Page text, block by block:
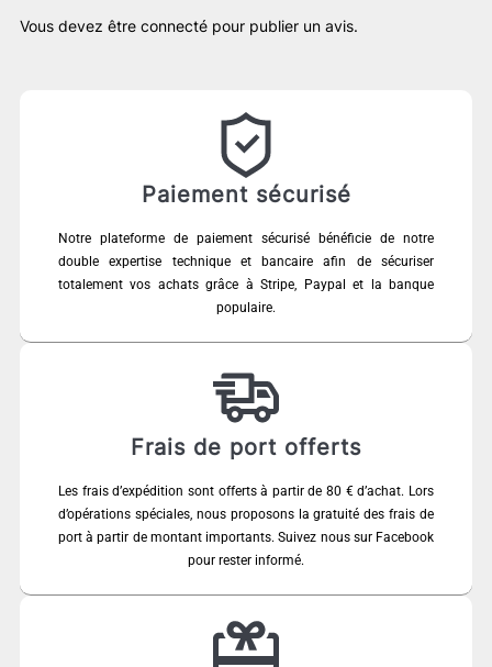
Vous devez être connecté pour publier un avis.
Paiement sécurisé
Notre plateforme de paiement sécurisé bénéficie de notre
double expertise technique et bancaire afin de sécuriser
totalement vos achats grâce à Stripe, Paypal et la banque
populaire.
Frais de port offerts
Les frais d’expédition sont offerts à partir de 80 € d’achat. Lors
d’opérations spéciales, nous proposons la gratuité des frais de
port à partir de montant importants. Suivez nous sur Facebook
pour rester informé.